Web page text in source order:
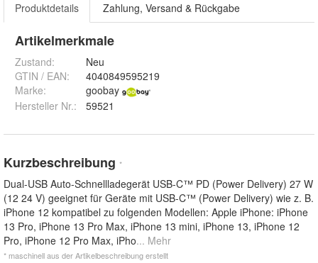
Produktdetails Zahlung, Versand & Rückgabe
Artikelmerkmale
Zustand:
Neu
GTIN / EAN:
4040849595219
Marke:
goobay
Hersteller Nr.:
59521
Kurzbeschreibung *
Dual-USB Auto-Schnellladegerät USB-C™ PD (Power Delivery) 27 W
(12 24 V) geeignet für Geräte mit USB-C™ (Power Delivery) wie z. B.
iPhone 12 kompatibel zu folgenden Modellen: Apple iPhone: iPhone
13 Pro, iPhone 13 Pro Max, iPhone 13 mini, iPhone 13, iPhone 12
Pro, iPhone 12 Pro Max, iPho... Mehr
* maschinell aus der Artikelbeschreibung erstellt